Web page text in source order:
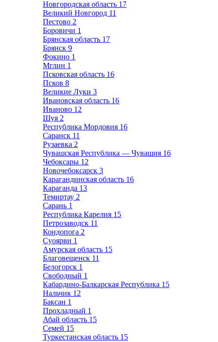
Новгородская область 17
Великий Новгород 11
Пестово 2
Боровичи 1
Брянская область 17
Брянск 9
Фокино 1
Мглин 1
Псковская область 16
Псков 8
Великие Луки 3
Ивановская область 16
Иваново 12
Шуя 2
Республика Мордовия 16
Саранск 11
Рузаевка 2
Чувашская Республика — Чувашия 16
Чебоксары 12
Новочебоксарск 3
Карагандинская область 16
Караганда 13
Темиртау 2
Сарань 1
Республика Карелия 15
Петрозаводск 11
Кондопога 2
Суоярви 1
Амурская область 15
Благовещенск 11
Белогорск 1
Свободный 1
Кабардино-Балкарская Республика 15
Нальчик 12
Баксан 1
Прохладный 1
Абай область 15
Семей 15
Туркестанская область 15